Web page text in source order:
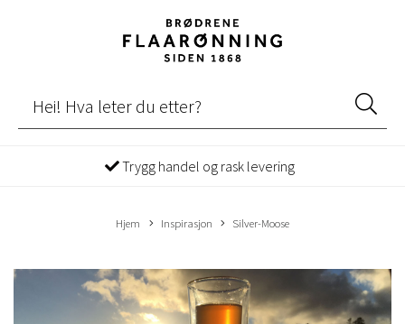
Trygg handel og rask levering
Hjem Inspirasjon Silver-Moose